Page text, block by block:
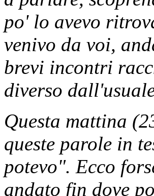
po' lo avevo
venivo da voi,
brevi incontri
diverso
Questa mattina
queste parole in
potevo". Ecco
andato fin dove